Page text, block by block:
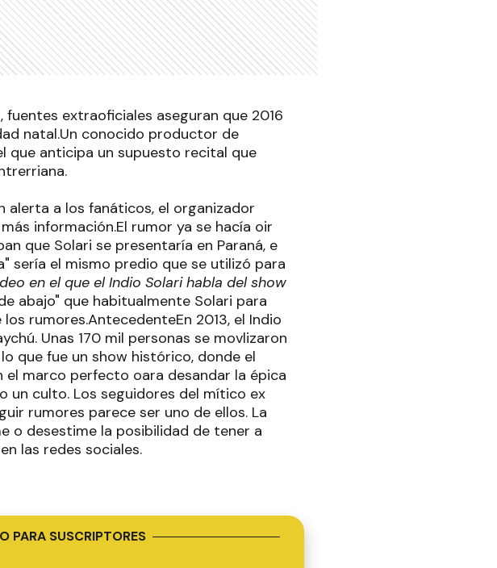
extraoficiales aseguran que 2016
natal.Un conocido productor de
que anticipa un supuesto recital que
alerta a los fanáticos, el organizador
información.El rumor ya se hacía oir
que Solari se presentaría en Paraná, e
sería el mismo predio que se utilizó para
en el que el Indio Solari habla del show
abajo" que habitualmente Solari para
rumores.AntecedenteEn 2013, el Indio
Unas 170 mil personas se movlizaron
que fue un show histórico, donde el
marco perfecto oara desandar la épica
un culto. Los seguidores del mítico ex
rumores parece ser uno de ellos. La
o desestime la posibilidad de tener a
las redes sociales.
PARA SUSCRIPTORES